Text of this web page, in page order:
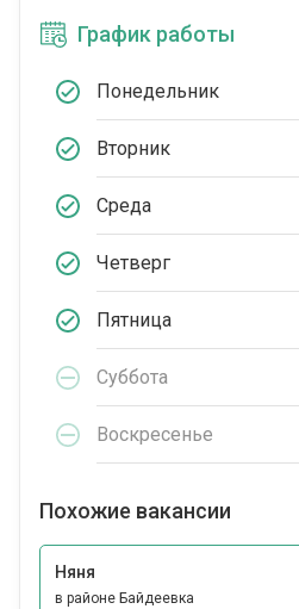
График работы
Понедельник
Вторник
Среда
Четверг
Пятница
Суббота
Воскресенье
Похожие вакансии
Няня
в районе Байдеевка